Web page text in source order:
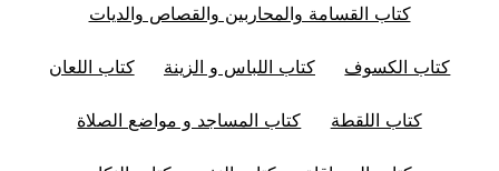
كتاب القسامة والمحاربين والقصاص والديات
كتاب الكسوف كتاب اللباس و الزينة كتاب اللعان
كتاب اللقطة كتاب المساجد و مواضع الصلاة